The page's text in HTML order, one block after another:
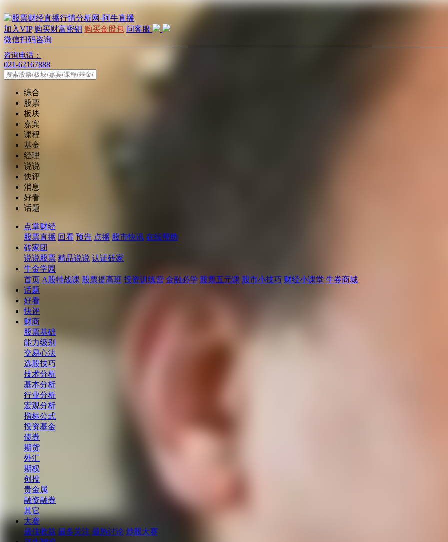
加入VIP 购买财富密钥 购买金股包 问客服
微信扫码咨询
咨询电话：
021-62167888
综合
股票
板块
嘉宾
课程
基金
经理
说说
快评
消息
好看
话题
点掌财经
股票直播 回看 预告 点播 股市快讯 在线帮助
砖家团
说说股票 精品说说 认证砖家
牛金学园
首页 A股特战课 股票提高班 投资训练营 金融必学 股票五元课 股市小技巧 财经小课堂 牛券商城
话题
好看
快评
财商
股票基础
能力级别
交易心法
选股技巧
技术分析
基本分析
行业分析
宏观分析
指标公式
投资基金
债券
期货
外汇
期权
创投
贵金属
融资融券
其它
大赛
最佳收益 最多关注 最热讨论 炒股大赛